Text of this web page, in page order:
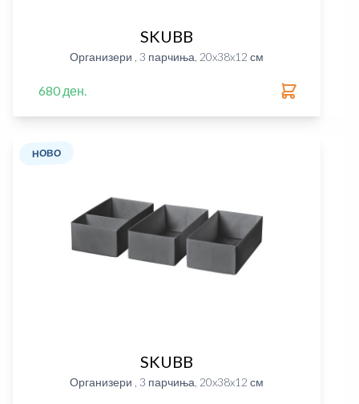
SKUBB
Организери , 3 парчиња, 20x38x12 см
680 ден.
НОВО
SKUBB
Организери , 3 парчиња, 20x38x12 см